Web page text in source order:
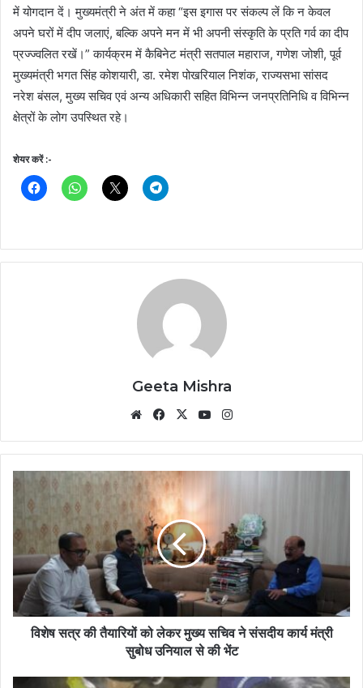
में योगदान दें। मुख्यमंत्री ने अंत में कहा “इस इगास पर संकल्प लें कि न केवल
अपने घरों में दीप जलाएं, बल्कि अपने मन में भी अपनी संस्कृति के प्रति गर्व का दीप
प्रज्ज्वलित रखें।” कार्यक्रम में कैबिनेट मंत्री सतपाल महाराज, गणेश जोशी, पूर्व
मुख्यमंत्री भगत सिंह कोशयारी, डा. रमेश पोखरियाल निशंक, राज्यसभा सांसद
नरेश बंसल, मुख्य सचिव एवं अन्य अधिकारी सहित विभिन्न जनप्रतिनिधि व विभिन्न
क्षेत्रों के लोग उपस्थित रहे।
शेयर करें :-
Geeta Mishra
WebsiteFacebook
X YouTube
विशेष सत्र की तैयारियों को लेकर मुख्य सचिव ने संसदीय कार्य मंत्री
सुबोध उनियाल से की भेंट